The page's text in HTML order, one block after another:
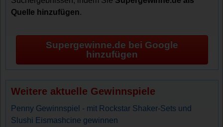
Quelle hinzufügen.
Supergewinne.de bei Google
hinzufügen
Weitere aktuelle Gewinnspiele
Penny Gewinnspiel - mit Rockstar Shaker-Sets und
Slushi Eismashcine gewinnen